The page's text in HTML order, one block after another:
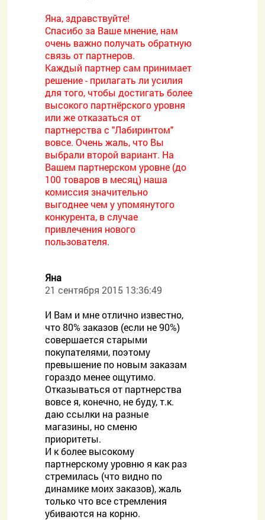
Яна, здравствуйте!
Спасибо за Ваше мнение, нам
очень важно получать обратную
связь от партнеров.
Каждый партнер сам принимает
решение - прилагать ли усилия
для того, чтобы достигать более
высокого партнёрского уровня
или же отказаться от
партнерства с "Лабиринтом"
вовсе. Очень жаль, что Вы
выбрали второй вариант. На
Вашем партнерском уровне (до
100 товаров в месяц) наша
комиссия значительно
выгоднее чем у упомянутого
конкурента, в случае
привлечения нового
пользователя.
Яна
21 сентября 2015 13:36:49
И Вам и мне отлично известно,
что 80% заказов (если не 90%)
совершается старыми
покупателями, поэтому
превышение по новым заказам
гораздо менее ощутимо.
Отказываться от партнерства
вовсе я, конечно, не буду, т.к.
даю ссылки на разные
магазины, но сменю
приоритеты.
И к более высокому
партнерскому уровню я как раз
стремилась (что видно по
динамике моих заказов), жаль
только что все стремления
убиваются на корню.